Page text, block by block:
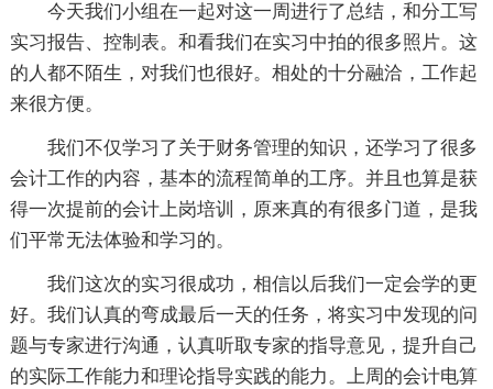
今天我们小组在一起对这一周进行了总结，和分工写
实习报告、控制表。和看我们在实习中拍的很多照片。这
的人都不陌生，对我们也很好。相处的十分融洽，工作起
来很方便。
我们不仅学习了关于财务管理的知识，还学习了很多
会计工作的内容，基本的流程简单的工序。并且也算是获
得一次提前的会计上岗培训，原来真的有很多门道，是我
们平常无法体验和学习的。
我们这次的实习很成功，相信以后我们一定会学的更
好。我们认真的弯成最后一天的任务，将实习中发现的问
题与专家进行沟通，认真听取专家的指导意见，提升自己
的实际工作能力和理论指导实践的能力。上周的会计电算